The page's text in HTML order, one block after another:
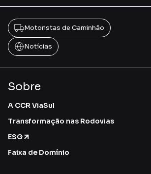
Motoristas de Caminhão
Notícias
Sobre
A CCR ViaSul
Transformação nas Rodovias
ESG
Faixa de Domínio